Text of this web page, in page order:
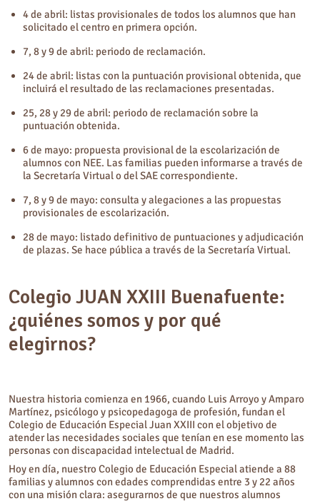
4 de abril: listas provisionales de todos los alumnos que han
solicitado el centro en primera opción.
7, 8 y 9 de abril: periodo de reclamación.
24 de abril: listas con la puntuación provisional obtenida, que
incluirá el resultado de las reclamaciones presentadas.
25, 28 y 29 de abril: periodo de reclamación sobre la
puntuación obtenida.
6 de mayo: propuesta provisional de la escolarización de
alumnos con NEE. Las familias pueden informarse a través de
la Secretaría Virtual o del SAE correspondiente.
7, 8 y 9 de mayo: consulta y alegaciones a las propuestas
provisionales de escolarización.
28 de mayo: listado definitivo de puntuaciones y adjudicación
de plazas. Se hace pública a través de la Secretaría Virtual.
Colegio JUAN XXIII Buenafuente:
¿quiénes somos y por qué
elegirnos?
Nuestra historia comienza en 1966, cuando Luis Arroyo y Amparo
Martínez, psicólogo y psicopedagoga de profesión, fundan el
Colegio de Educación Especial Juan XXIII con el objetivo de
atender las necesidades sociales que tenían en ese momento las
personas con discapacidad intelectual de Madrid.
Hoy en día, nuestro Colegio de Educación Especial atiende a 88
familias y alumnos con edades comprendidas entre 3 y 22 años
con una misión clara: asegurarnos de que nuestros alumnos